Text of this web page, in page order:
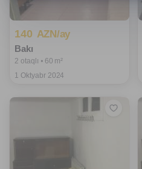
140 AZN/ay
Bakı
2 otaqlı ⦁ 60 m²
1 Oktyabr 2024